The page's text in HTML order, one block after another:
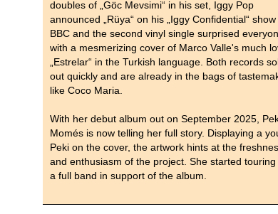
doubles of „Göc Mevsimi“ in his set, Iggy Pop
announced „Rüya“ on his „Iggy Confidential“ show
BBC and the second vinyl single surprised
with a mesmerizing cover of Marco Valle's much
„Estrelar“ in the Turkish language. Both records
out quickly and are already in the bags of
like Coco Maria.
With her debut album out on September 2025,
Momés is now telling her full story. Displaying a
Peki on the cover, the artwork hints at the
and enthusiasm of the project. She started touring
a full band in support of the album.